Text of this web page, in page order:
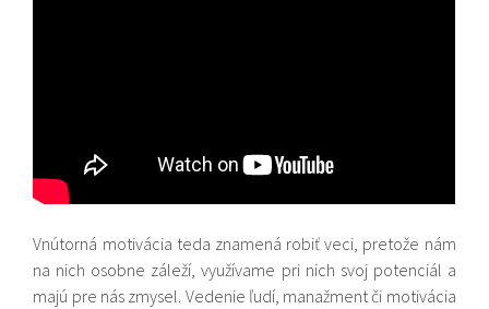
Vnútorná motivácia teda znamená robiť veci, pretože nám
na nich osobne záleží, využívame pri nich svoj potenciál a
majú pre nás zmysel. Vedenie ľudí, manažment či motivácia